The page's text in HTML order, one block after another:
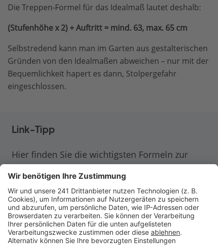
Die Treppen-Formel für das Idealmaß lautet deshalb:
(Stufenhöhe x 2) + Auftritt = mind. 63, max. 65 cm
Selbstredend kann man im Garten aus gestalterischen
Gründen von den Idealmaßen abweichen – nur mit der
Bequemlichkeit hapert es dann, Stolpergefahr
eingeschlossen.
Link-Tipp
Hier finden Sie die wichtigsten Formeln zur
Außerdem: Ein Treppenrechner, mit dem sich
ganz einfach Lauflänge, Steigung oder
Stufenzahl Ihrer Treppe berechnen lassen.
Treppenrechner